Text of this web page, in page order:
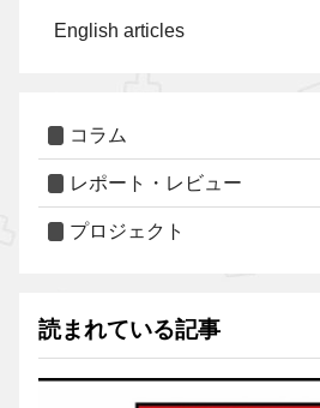
English articles
コラム
レポート・レビュー
プロジェクト
読まれている記事